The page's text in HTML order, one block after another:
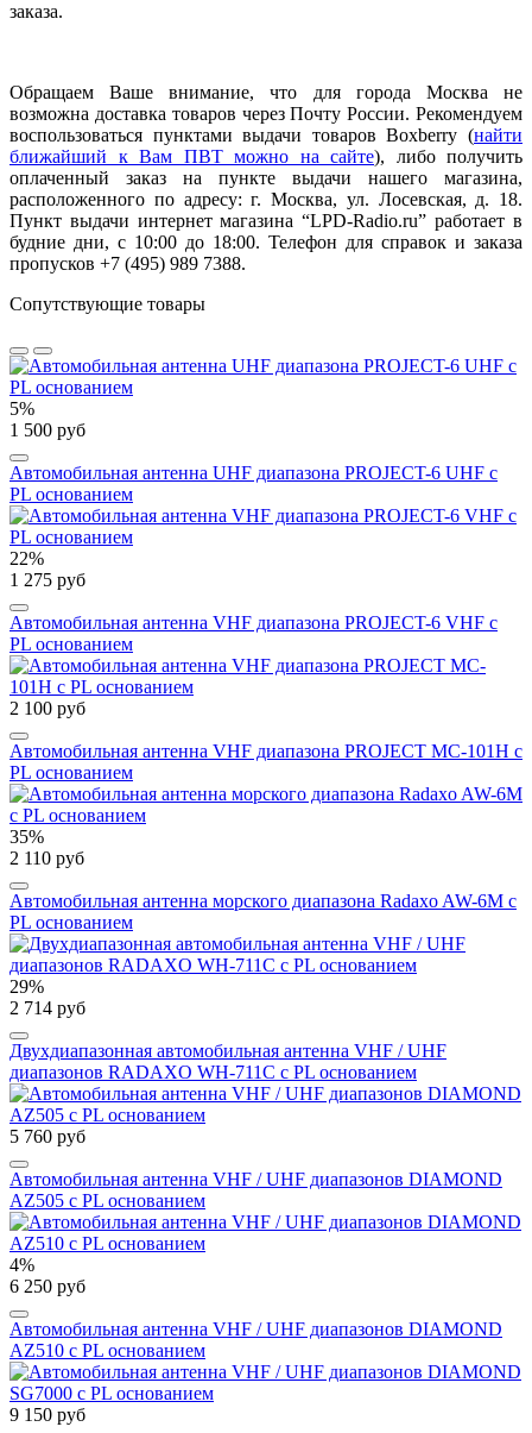
заказа.
Обращаем Ваше внимание, что для города Москва не
возможна доставка товаров через Почту России. Рекомендуем
воспользоваться пунктами выдачи товаров Boxberry (найти
ближайший к Вам ПВТ можно на сайте), либо получить
оплаченный заказ на пункте выдачи нашего магазина,
расположенного по адресу: г. Москва, ул. Лосевская, д. 18.
Пункт выдачи интернет магазина “LPD-Radio.ru” работает в
будние дни, с 10:00 до 18:00. Телефон для справок и заказа
пропусков +7 (495) 989 7388.
Сопутствующие товары
5%
1 500 руб
Автомобильная антенна UHF диапазона PROJECT-6 UHF с
PL основанием
22%
1 275 руб
Автомобильная антенна VHF диапазона PROJECT-6 VHF с
PL основанием
2 100 руб
Автомобильная антенна VHF диапазона PROJECT MC-101H с
PL основанием
35%
2 110 руб
Автомобильная антенна морского диапазона Radaxo AW-6M с
PL основанием
29%
2 714 руб
Двухдиапазонная автомобильная антенна VHF / UHF
диапазонов RADAXO WH-711C с PL основанием
5 760 руб
Автомобильная антенна VHF / UHF диапазонов DIAMOND
AZ505 с PL основанием
4%
6 250 руб
Автомобильная антенна VHF / UHF диапазонов DIAMOND
AZ510 с PL основанием
9 150 руб